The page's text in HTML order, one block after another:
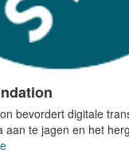
bevordert digitale
aan te jagen en het